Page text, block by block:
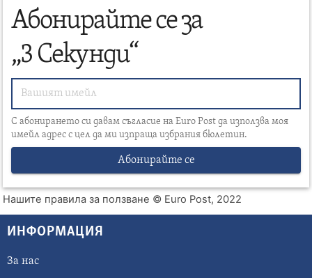
Абонирайте се за
„3 Секунди“
С абонирането си давам съгласие на Euro Post да използва моя
имейл адрес с цел да ми изпраща избрания бюлетин.
Абонирайте се
Нашите правила за ползване © Euro Post, 2022
ИНФОРМАЦИЯ
За нас